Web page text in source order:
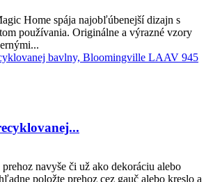
Home spája najobľúbenejší dizajn s
používania. Originálne a výrazné vzory
navyše či už ako dekoráciu alebo
položte prehoz cez gauč alebo kreslo a